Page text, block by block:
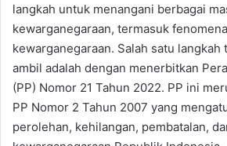
langkah untuk menangani berbagai
kewarganegaraan, termasuk
kewarganegaraan. Salah satu langkah
ambil adalah dengan menerbitkan
(PP) Nomor 21 Tahun 2022. PP ini
PP Nomor 2 Tahun 2007 yang
perolehan, kehilangan, pembatalan,